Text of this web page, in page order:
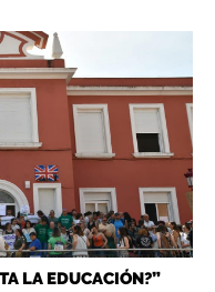
LA EDUCACIÓN?”